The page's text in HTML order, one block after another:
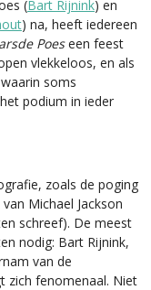
(Bart Rijnink) en
) na, heeft iedereen
Poeseen feest
vlekkeloos, en als
soms
podium in ieder
zoals de poging
Michael Jackson
schreef). De meest
nodig: Bart Rijnink,
van de
zich fenomenaal. Niet